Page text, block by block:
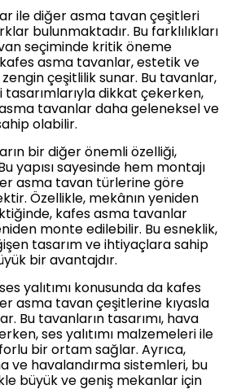
ile diğer asma tavan çeşitleri
bulunmaktadır. Bu farklılıkları
seçiminde kritik öneme
asma tavanlar, estetik ve
çeşitlilik sunar. Bu tavanlar,
dikkat çekerken,
tavanlar daha geleneksel ve
olabilir.
bir diğer önemli özelliği,
yapısı sayesinde hem montajı
asma tavan türlerine göre
Özellikle, mekânın yeniden
kafes asma tavanlar
monte edilebilir. Bu esneklik,
tasarım ve ihtiyaçlara sahip
bir avantajdır.
yalıtımı konusunda da kafes
asma tavan çeşitlerine kıyasla
Bu tavanların tasarımı, hava
ses yalıtımı malzemeleri ile
bir ortam sağlar. Ayrıca,
ve havalandırma sistemleri, bu
büyük ve geniş mekanlar için